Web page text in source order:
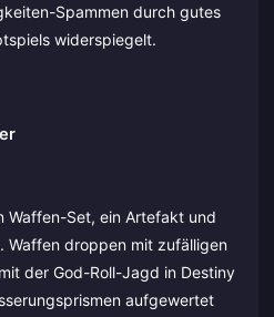
Spammen durch gutes
widerspiegelt.
Set, ein Artefakt und
Waffen droppen mit zufälligen
der God-Roll-Jagd in Destiny
aufgewertet